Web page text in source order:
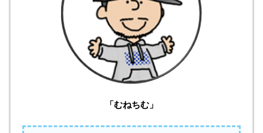
「むねちむ」